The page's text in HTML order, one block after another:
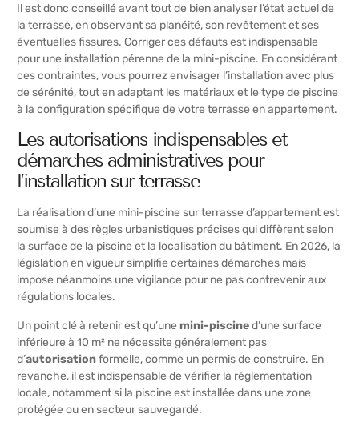
Il est donc conseillé avant tout de bien analyser l’état actuel de
la terrasse, en observant sa planéité, son revêtement et ses
éventuelles fissures. Corriger ces défauts est indispensable
pour une installation pérenne de la mini-piscine. En considérant
ces contraintes, vous pourrez envisager l’installation avec plus
de sérénité, tout en adaptant les matériaux et le type de piscine
à la configuration spécifique de votre terrasse en appartement.
Les autorisations indispensables et
démarches administratives pour
l’installation sur terrasse
La réalisation d’une mini-piscine sur terrasse d’appartement est
soumise à des règles urbanistiques précises qui diffèrent selon
la surface de la piscine et la localisation du bâtiment. En 2026, la
législation en vigueur simplifie certaines démarches mais
impose néanmoins une vigilance pour ne pas contrevenir aux
régulations locales.
Un point clé à retenir est qu’une mini-piscined’une surface
inférieure à 10 m² ne nécessite généralement pas
d’autorisationformelle, comme un permis de construire. En
revanche, il est indispensable de vérifier la réglementation
locale, notamment si la piscine est installée dans une zone
protégée ou en secteur sauvegardé.